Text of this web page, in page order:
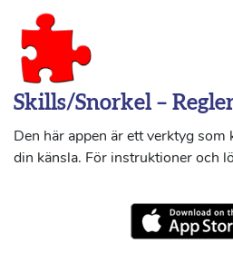
Skills/Snorkel –
Den här appen är ett verktyg som
din känsla. För instruktioner och